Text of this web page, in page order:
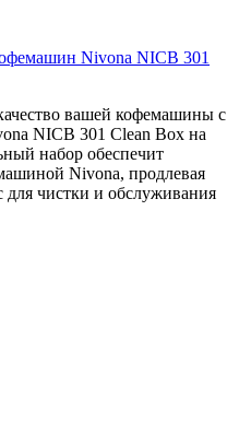
Nivona NICB 301
вашей кофемашины с
NICB 301 Clean Box на
набор обеспечит
Nivona, продлевая
для чистки и обслуживания